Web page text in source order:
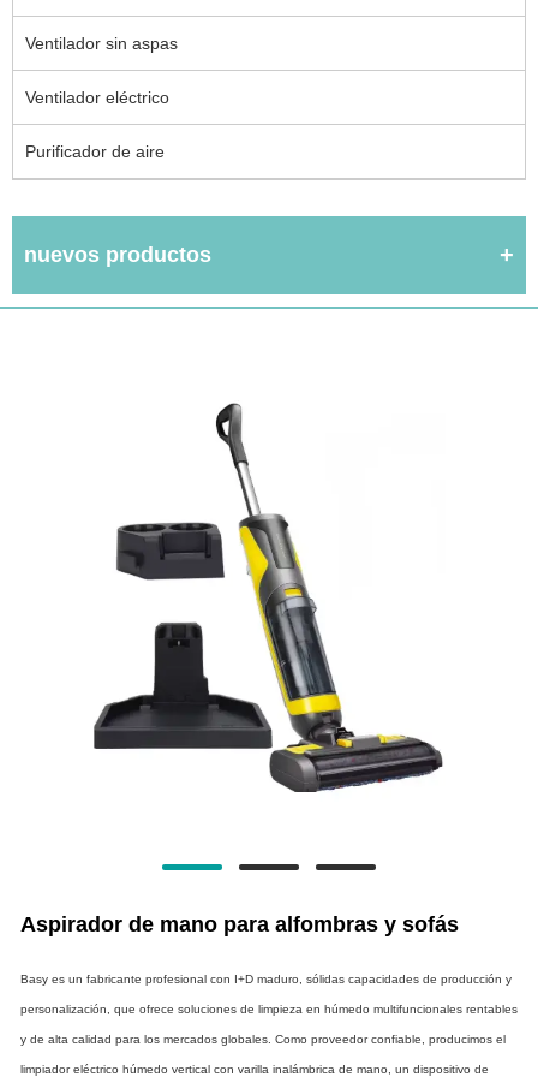
Ventilador sin aspas
Ventilador eléctrico
Purificador de aire
nuevos productos
Aspirador de mano para alfombras y sofás
Basy es un fabricante profesional con I+D maduro, sólidas capacidades de producción y
personalización, que ofrece soluciones de limpieza en húmedo multifuncionales rentables
y de alta calidad para los mercados globales. Como proveedor confiable, producimos el
limpiador eléctrico húmedo vertical con varilla inalámbrica de mano, un dispositivo de